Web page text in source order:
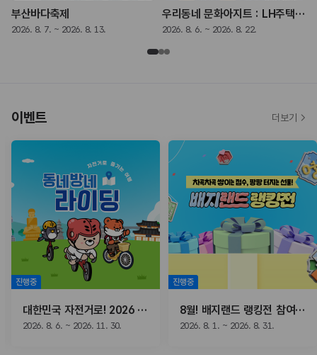
부산바다축제
2026. 8. 7. ~ 2026. 8. 13.
우리동네 문화아지트 : LH주택전시관 복합문화행사
2026. 8. 6. ~ 2026. 8. 22.
이벤트
진행중
대한민국 자전거로! 2026 동네방네 라이딩
2026. 8. 6. ~ 2026. 11. 30.
진행중
8월! 배지랜드 랭킹전 참여하고, 선물받자!
2026. 8. 1. ~ 2026. 8. 31.
더보기